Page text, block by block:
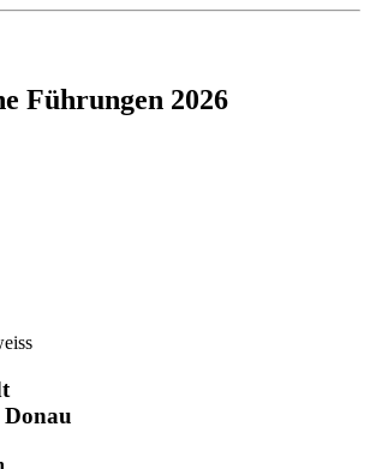
Führungen 2026